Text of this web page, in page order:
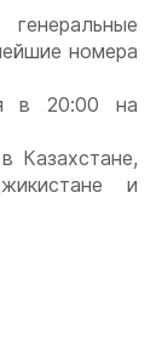
номера
в 20:00 на
Казахстане,
и